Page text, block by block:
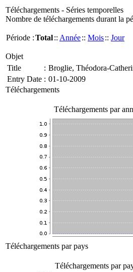
Téléchargements - Séries temporelles
Nombre de téléchargements durant la
Période :Total:: Année:: Mois:: Jour
Objet
Title
: Broglie, Théodora-
Entry Date : 01-10-2009
Téléchargements
Téléchargements par
Téléchargements par pays
Téléchargements par